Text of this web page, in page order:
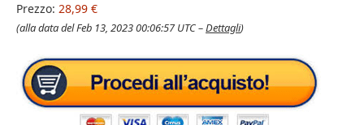
Prezzo: 28,99 €
(alla data del Feb 13, 2023 00:06:57 UTC –Dettagli)